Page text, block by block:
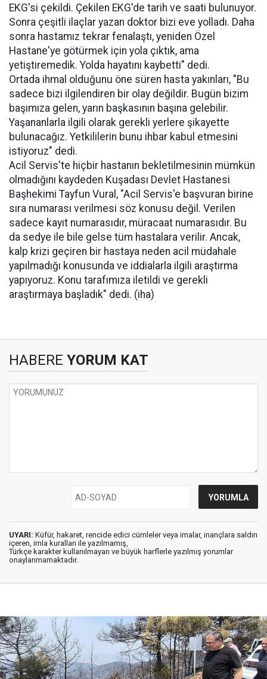
EKG'si çekildi. Çekilen EKG'de tarih ve saati bulunuyor.
Sonra çeşitli ilaçlar yazan doktor bizi eve yolladı. Daha
sonra hastamız tekrar fenalaştı, yeniden Özel
Hastane'ye götürmek için yola çıktık, ama
yetiştiremedik. Yolda hayatını kaybetti" dedi.
Ortada ihmal olduğunu öne süren hasta yakınları, "Bu
sadece bizi ilgilendiren bir olay değildir. Bugün bizim
başımıza gelen, yarın başkasının başına gelebilir.
Yaşananlarla ilgili olarak gerekli yerlere şikayette
bulunacağız. Yetkililerin bunu ihbar kabul etmesini
istiyoruz" dedi.
Acil Servis'te hiçbir hastanın bekletilmesinin mümkün
olmadığını kaydeden Kuşadası Devlet Hastanesi
Başhekimi Tayfun Vural, "Acil Servis'e başvuran birine
sıra numarası verilmesi söz konusu değil. Verilen
sadece kayıt numarasıdır, müracaat numarasıdır. Bu
da sedye ile bile gelse tüm hastalara verilir. Ancak,
kalp krizi geçiren bir hastaya neden acil müdahale
yapılmadığı konusunda ve iddialarla ilgili araştırma
yapıyoruz. Konu tarafımıza iletildi ve gerekli
araştırmaya başladık" dedi. (iha)
HABERE YORUM KAT
UYARI: Küfür, hakaret, rencide edici cümleler veya imalar, inançlara saldırı
içeren, imla kuralları ile yazılmamış,
Türkçe karakter kullanılmayan ve büyük harflerle yazılmış yorumlar
onaylanmamaktadır.